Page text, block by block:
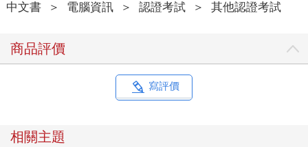
中文書 ＞ 電腦資訊 ＞ 認證考試 ＞ 其他認證考試
商品評價
寫評價
相關主題